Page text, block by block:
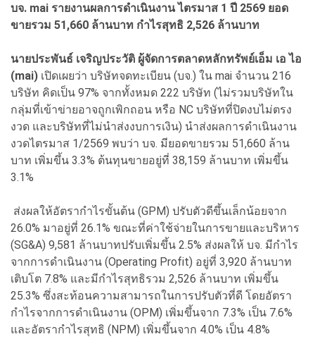
บจ. mai รายงานผลการดำเนินงาน ไตรมาส 1 ปี 2569 ยอด
ขายรวม 51,660 ล้านบาท กำไรสุทธิ 2,526 ล้านบาท
นายประพันธ์ เจริญประวัติ ผู้จัดการตลาดหลักทรัพย์เอ็ม เอ ไอ
(mai) เปิดเผยว่า บริษัทจดทะเบียน (บจ.) ใน mai จำนวน 216
บริษัท คิดเป็น 97% จากทั้งหมด 222 บริษัท (ไม่รวมบริษัทใน
กลุ่มที่เข้าข่ายอาจถูกเพิกถอน หรือ NC บริษัทที่ปิดงบไม่ตรง
งวด และบริษัทที่ไม่นำส่งงบการเงิน) นำส่งผลการดำเนินงาน
งวดไตรมาส 1/2569 พบว่า บจ. มียอดขายรวม 51,660 ล้าน
บาท เพิ่มขึ้น 3.3% ต้นทุนขายอยู่ที่ 38,159 ล้านบาท เพิ่มขึ้น
3.1%
ส่งผลให้อัตรากำไรขั้นต้น (GPM) ปรับตัวดีขึ้นเล็กน้อยจาก
26.0% มาอยู่ที่ 26.1% ขณะที่ค่าใช้จ่ายในการขายและบริหาร
(SG&A) 9,581 ล้านบาทปรับเพิ่มขึ้น 2.5% ส่งผลให้ บจ. มีกำไร
จากการดำเนินงาน (Operating Profit) อยู่ที่ 3,920 ล้านบาท
เติบโต 7.8% และมีกำไรสุทธิรวม 2,526 ล้านบาท เพิ่มขึ้น
25.3% ซึ่งสะท้อนความสามารถในการปรับตัวที่ดี โดยอัตรา
กำไรจากการดำเนินงาน (OPM) เพิ่มขึ้นจาก 7.3% เป็น 7.6%
และอัตรากำไรสุทธิ (NPM) เพิ่มขึ้นจาก 4.0% เป็น 4.8%